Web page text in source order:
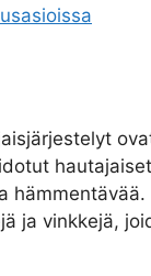
ja vinkkejä,